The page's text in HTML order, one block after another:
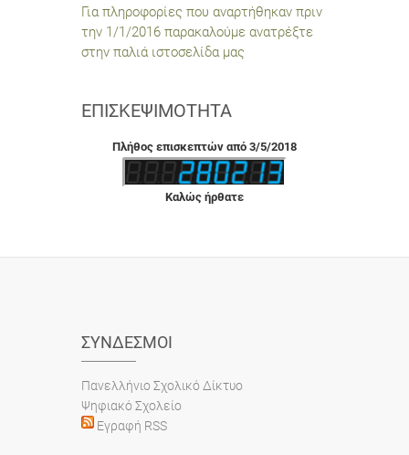
Για πληροφορίες που αναρτήθηκαν πριν
την 1/1/2016 παρακαλούμε ανατρέξτε
στην παλιά ιστοσελίδα μας
ΕΠΙΣΚΕΨΙΜΌΤΗΤΑ
Πλήθος επισκεπτών από 3/5/2018
Καλώς ήρθατε
ΣΎΝΔΕΣΜΟΙ
Πανελλήνιο Σχολικό Δίκτυο
Ψηφιακό Σχολείο
Εγραφή RSS